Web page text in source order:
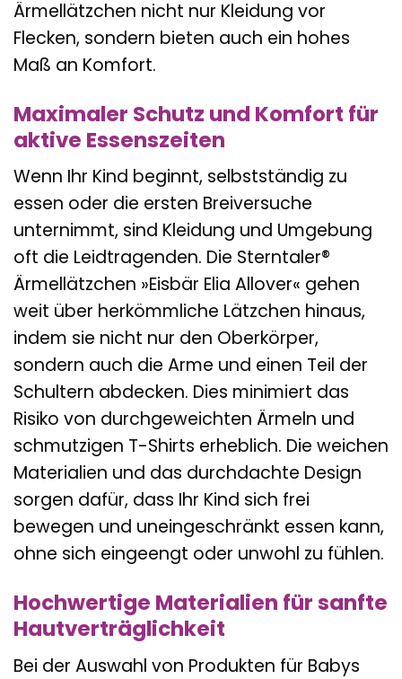
Ärmellätzchen nicht nur Kleidung vor
Flecken, sondern bieten auch ein hohes
Maß an Komfort.
Maximaler Schutz und Komfort für
aktive Essenszeiten
Wenn Ihr Kind beginnt, selbstständig zu
essen oder die ersten Breiversuche
unternimmt, sind Kleidung und Umgebung
oft die Leidtragenden. Die Sterntaler®
Ärmellätzchen »Eisbär Elia Allover« gehen
weit über herkömmliche Lätzchen hinaus,
indem sie nicht nur den Oberkörper,
sondern auch die Arme und einen Teil der
Schultern abdecken. Dies minimiert das
Risiko von durchgeweichten Ärmeln und
schmutzigen T-Shirts erheblich. Die weichen
Materialien und das durchdachte Design
sorgen dafür, dass Ihr Kind sich frei
bewegen und uneingeschränkt essen kann,
ohne sich eingeengt oder unwohl zu fühlen.
Hochwertige Materialien für sanfte
Hautverträglichkeit
Bei der Auswahl von Produkten für Babys